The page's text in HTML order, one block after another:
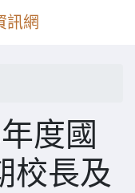
訊網
度國
校長及